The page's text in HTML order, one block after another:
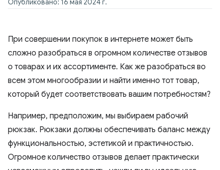
Опубликовано: 16 мая 2024 г.
При совершении покупок в интернете может быть
сложно разобраться в огромном количестве отзывов
о товарах и их ассортименте. Как же разобраться во
всем этом многообразии и найти именно тот товар,
который будет соответствовать вашим потребностям?
Например, предположим, мы выбираем рабочий
рюкзак. Рюкзаки должны обеспечивать баланс между
функциональностью, эстетикой и практичностью.
Огромное количество отзывов делает практически